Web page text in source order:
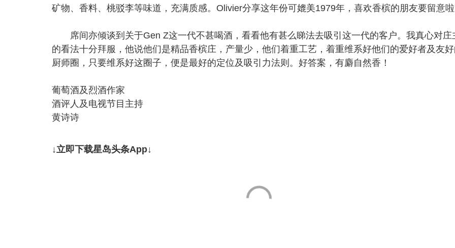
矿物、香料、桃驳李等味道，充满质感。Olivier分享这年份可媲美1979年，喜欢香槟的朋友要留意
席间亦倾谈到关于Gen Z这一代不甚喝酒，看看他有甚么睇法去吸引这一代的客户。我真心对庄
的看法十分拜服，他说他们是精品香槟庄，产量少，他们着重工艺，着重维系好他们的爱好者及友
厨师圈，只要维系好这圈子，便是最好的定位及吸引力法则。好答案，有麝自然香！
葡萄酒及烈酒作家
酒评人及电视节目主持
黄诗诗
↓立即下载星岛头条App↓